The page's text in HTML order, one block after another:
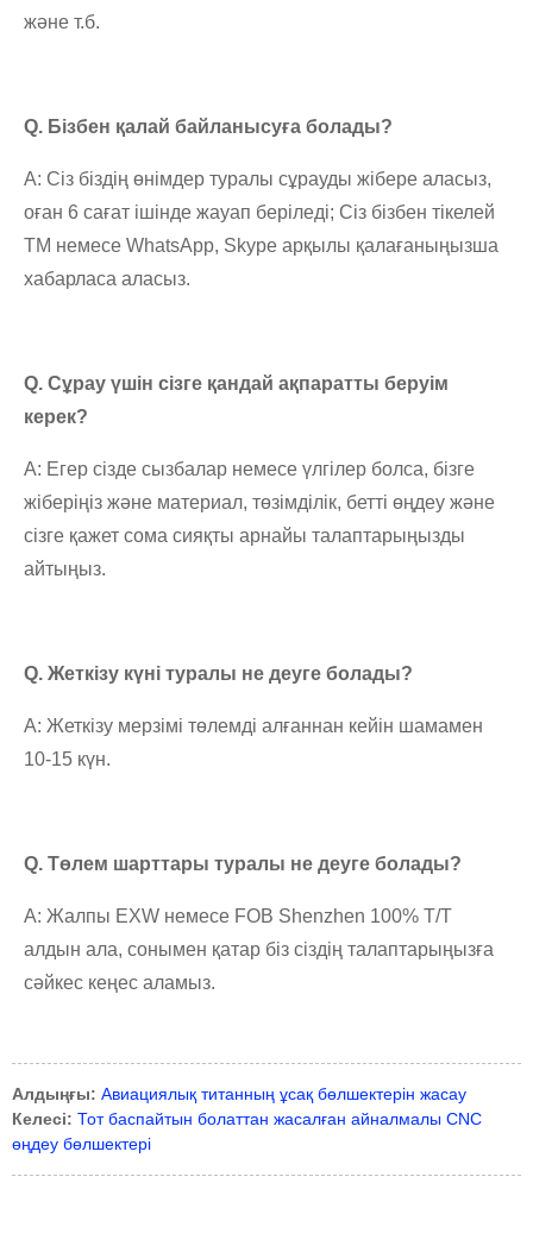
және т.б.
Q. Бізбен қалай байланысуға болады?
A: Сіз біздің өнімдер туралы сұрауды жібере аласыз,
оған 6 сағат ішінде жауап беріледі; Сіз бізбен тікелей
TM немесе WhatsApp, Skype арқылы қалағаныңызша
хабарласа аласыз.
Q. Сұрау үшін сізге қандай ақпаратты беруім
керек?
A: Егер сізде сызбалар немесе үлгілер болса, бізге
жіберіңіз және материал, төзімділік, бетті өңдеу және
сізге қажет сома сияқты арнайы талаптарыңызды
айтыңыз.
Q. Жеткізу күні туралы не деуге болады?
A: Жеткізу мерзімі төлемді алғаннан кейін шамамен
10-15 күн.
Q. Төлем шарттары туралы не деуге болады?
A: Жалпы EXW немесе FOB Shenzhen 100% T/T
алдын ала, сонымен қатар біз сіздің талаптарыңызға
сәйкес кеңес аламыз.
Алдыңғы: Авиациялық титанның ұсақ бөлшектерін жасау
Келесі: Тот баспайтын болаттан жасалған айналмалы CNC
өңдеу бөлшектері